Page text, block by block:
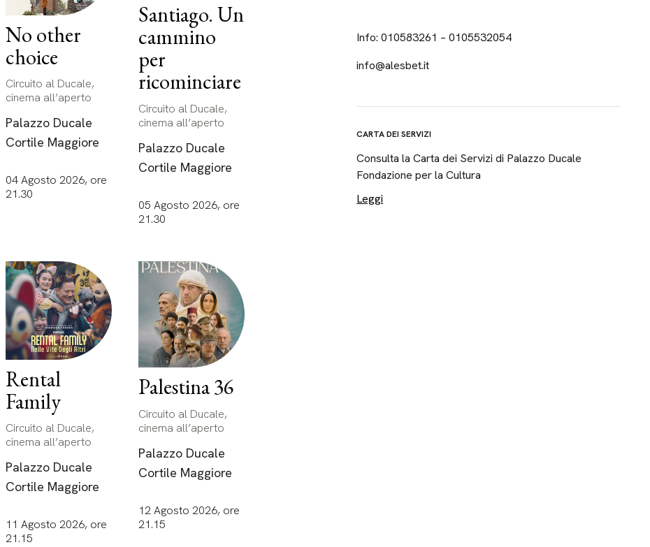
No other
choice
Circuito al Ducale,
cinema all’aperto
Palazzo Ducale
Cortile Maggiore
04 Agosto 2026, ore
21.30
Santiago. Un
cammino
per
ricominciare
Circuito al Ducale,
cinema all’aperto
Palazzo Ducale
Cortile Maggiore
05 Agosto 2026, ore
21.30
Rental
Family
Circuito al Ducale,
cinema all’aperto
Palazzo Ducale
Cortile Maggiore
11 Agosto 2026, ore
21.15
Palestina 36
Circuito al Ducale,
cinema all’aperto
Palazzo Ducale
Cortile Maggiore
12 Agosto 2026, ore
21.15
Info: 010583261 – 0105532054
info@alesbet.it
CARTA DEI SERVIZI
Consulta la Carta dei Servizi di Palazzo Ducale
Fondazione per la Cultura
Leggi